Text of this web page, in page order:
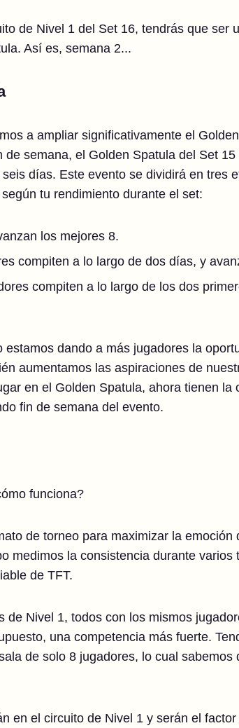
de Nivel 1 del Set 16, tendrás que ser
Así es, semana 2...
a ampliar significativamente el
semana, el Golden Spatula del Set
días. Este evento se dividirá en tres
tu rendimiento durante el set:
los mejores 8.
compiten a lo largo de dos días, y
compiten a lo largo de los dos
dando a más jugadores la
aumentamos las aspiraciones de
en el Golden Spatula, ahora tienen la
fin de semana del evento.
funciona?
de torneo para maximizar la
medimos la consistencia durante varios
de TFT.
de Nivel 1, todos con los mismos
una competencia más fuerte.
de solo 8 jugadores, lo cual sabemos
en el circuito de Nivel 1 y serán el